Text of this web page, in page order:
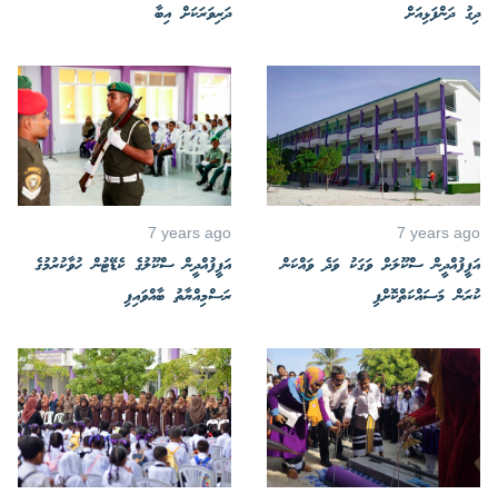
ދިގު ދަންފަޅިއަށް
ދަރިވަރަކަށް އިބާ
7 years ago
އަފީފުއްދީން ސްކޫލަށް ވަގަކު ވަދެ ވައްކަން
ކުރަން މަސައްކަތްކޮށްފި
7 years ago
އަފީފުއްދީން ސްކޫލުގެ ކެޑޭޓުން ހުވާކުރުމުގެ
ރަސްމިއްޔާތު ބާއްވައިފި